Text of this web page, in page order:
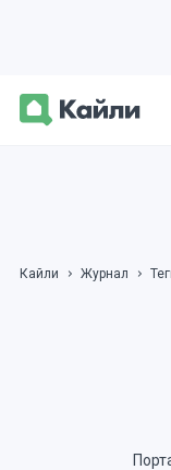
Кайли Журнал